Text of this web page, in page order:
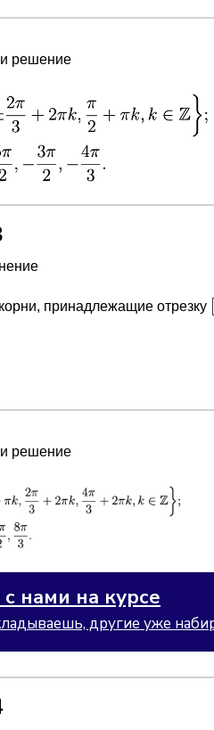
и решение
принадлежащие отрезку
и решение
с нами на курсе
другие уже